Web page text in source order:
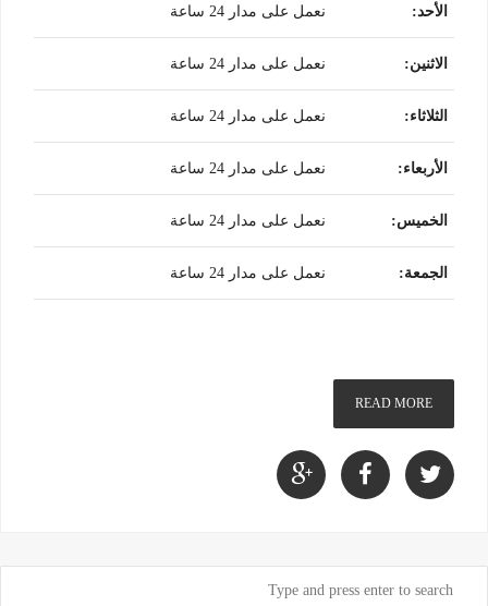
الأحد: نعمل على مدار 24 ساعة
الاثنين: نعمل على مدار 24 ساعة
الثلاثاء: نعمل على مدار 24 ساعة
الأربعاء: نعمل على مدار 24 ساعة
الخميس: نعمل على مدار 24 ساعة
الجمعة: نعمل على مدار 24 ساعة
READ MORE